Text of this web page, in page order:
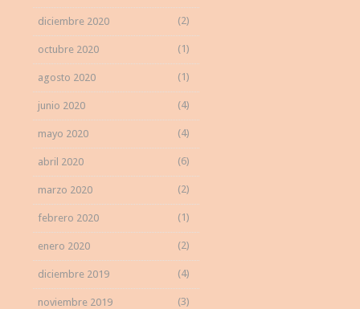
diciembre 2020 (2)
octubre 2020 (1)
agosto 2020 (1)
junio 2020 (4)
mayo 2020 (4)
abril 2020 (6)
marzo 2020 (2)
febrero 2020 (1)
enero 2020 (2)
diciembre 2019 (4)
noviembre 2019 (3)